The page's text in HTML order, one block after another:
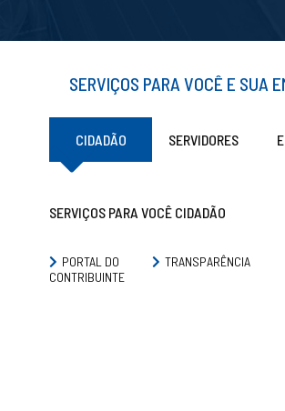
SERVIÇOS PARA VOCÊ E SUA
CIDADÃO SERVIDORES
SERVIÇOS PARA VOCÊ CIDADÃO
PORTAL DO
CONTRIBUINTE
TRANSPARÊNCIA